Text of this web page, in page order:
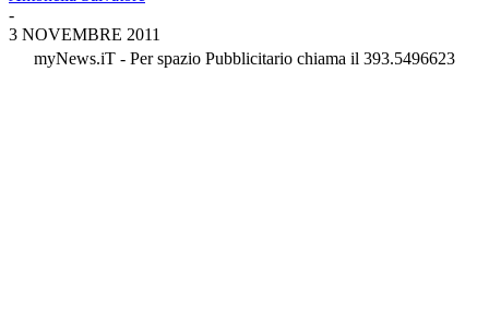
-
3 NOVEMBRE 2011
myNews.iT - Per spazio Pubblicitario chiama il 393.5496623